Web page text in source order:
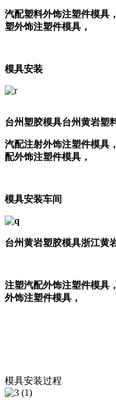
汽配塑料外饰注塑件模具
塑外饰注塑件模具，
模具安装
台州塑胶模具台州黄岩塑
汽配注射外饰注塑件模具
配外饰注塑件模具，
模具安装车间
台州黄岩塑胶模具浙江黄
注塑汽配外饰注塑件模具
外饰注塑件模具，
模具安装过程